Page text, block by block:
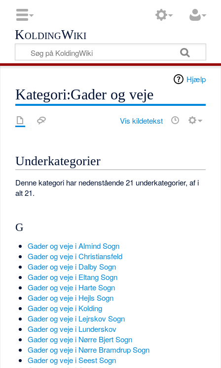
KoldingWiki
Hjælp
Kategori:Gader og veje
Vis kildetekst
Underkategorier
Denne kategori har nedenstående 21 underkategorier, af i
alt 21.
G
Gader og veje i Almind Sogn
Gader og veje i Christiansfeld
Gader og veje i Dalby Sogn
Gader og veje i Eltang Sogn
Gader og veje i Harte Sogn
Gader og veje i Hejls Sogn
Gader og veje i Kolding
Gader og veje i Lejrskov Sogn
Gader og veje i Lunderskov
Gader og veje i Nørre Bjert Sogn
Gader og veje i Nørre Bramdrup Sogn
Gader og veje i Seest Sogn